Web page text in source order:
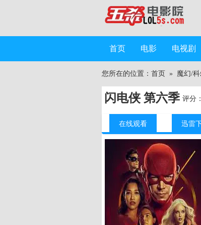
首页 电影 电视剧
您所在的位置： 首页 » 魔幻/科
闪电侠 第六季 评分：
在线观看 迅雷